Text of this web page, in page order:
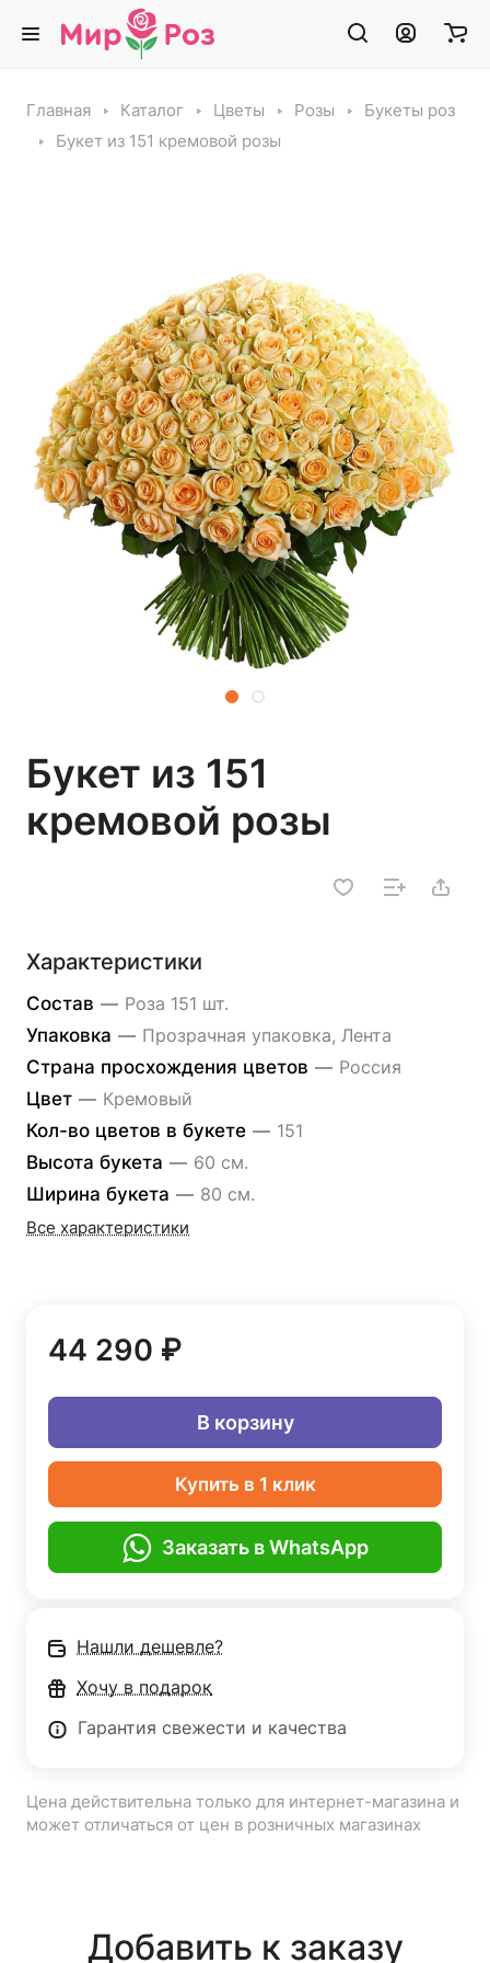
Главная Каталог Цветы Розы
Букеты роз
Букет из 151 кремовой розы
Букет из 151
кремовой розы
Характеристики
Состав — Роза 151 шт.
Упаковка — Прозрачная упаковка, Лента
Страна просхождения цветов — Россия
Цвет — Кремовый
Кол-во цветов в букете — 151
Высота букета — 60 см.
Ширина букета — 80 см.
Все характеристики
44 290 ₽
В корзину
Купить в 1 клик
Заказать в WhatsApp
Нашли дешевле?
Хочу в подарок
Гарантия свежести и качества
Цена действительна только для интернет-магазина и
может отличаться от цен в розничных магазинах
Добавить к заказу